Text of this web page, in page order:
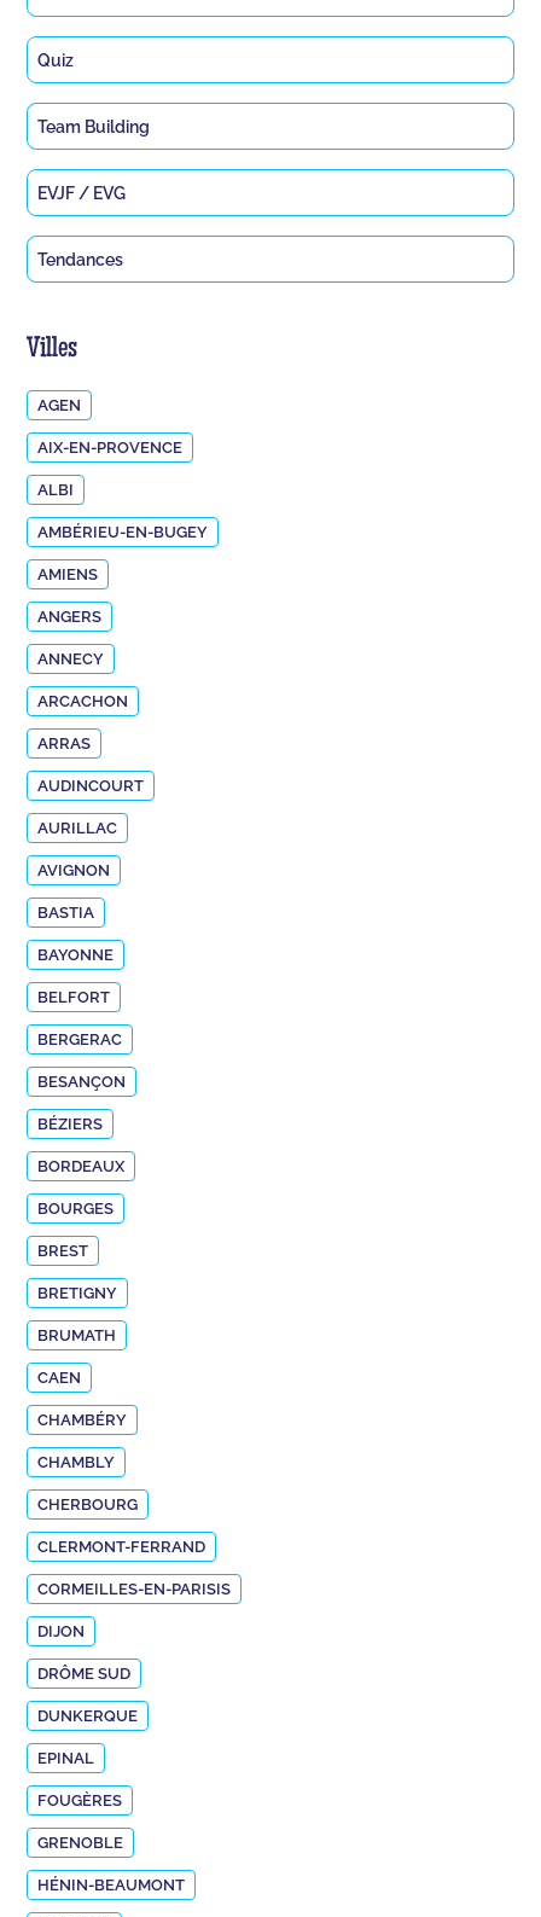
Quiz
Team Building
EVJF / EVG
Tendances
Villes
AGEN
AIX-EN-PROVENCE
ALBI
AMBÉRIEU-EN-BUGEY
AMIENS
ANGERS
ANNECY
ARCACHON
ARRAS
AUDINCOURT
AURILLAC
AVIGNON
BASTIA
BAYONNE
BELFORT
BERGERAC
BESANÇON
BÉZIERS
BORDEAUX
BOURGES
BREST
BRETIGNY
BRUMATH
CAEN
CHAMBÉRY
CHAMBLY
CHERBOURG
CLERMONT-FERRAND
CORMEILLES-EN-PARISIS
DIJON
DRÔME SUD
DUNKERQUE
EPINAL
FOUGÈRES
GRENOBLE
HÉNIN-BEAUMONT